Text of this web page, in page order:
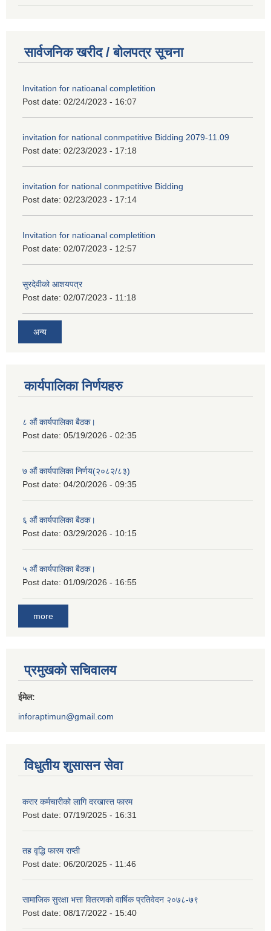
सार्वजनिक खरीद / बोलपत्र सूचना
Invitation for natioanal completition
Post date: 02/24/2023 - 16:07
invitation for national conmpetitive Bidding 2079-11.09
Post date: 02/23/2023 - 17:18
invitation for national conmpetitive Bidding
Post date: 02/23/2023 - 17:14
Invitation for natioanal completition
Post date: 02/07/2023 - 12:57
सुरदेवीको आशयपत्र
Post date: 02/07/2023 - 11:18
अन्य
कार्यपालिका निर्णयहरु
८ औं कार्यपालिका बैठक।
Post date: 05/19/2026 - 02:35
७ औं कार्यपालिका निर्णय(२०८२/८३)
Post date: 04/20/2026 - 09:35
६ औं कार्यपालिका बैठक।
Post date: 03/29/2026 - 10:15
५ औं कार्यपालिका बैठक।
Post date: 01/09/2026 - 16:55
more
प्रमुखको सचिवालय
ईमेल:
inforaptimun@gmail.com
विधुतीय शुसासन सेवा
करार कर्मचारीको लागि दरखास्त फारम
Post date: 07/19/2025 - 16:31
तह वृद्धि फारम राप्ती
Post date: 06/20/2025 - 11:46
सामाजिक सुरक्षा भत्ता वितरणको वार्षिक प्रतिवेदन २०७८-७९
Post date: 08/17/2022 - 15:40